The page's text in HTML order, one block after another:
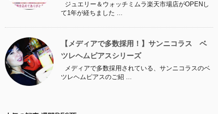
ジュエリー＆ウォッチミムラ楽天市場店がOPENし
て1年が経ちました ...
【メディアで多数採用！】サンニコラス ベ
ツレヘムピアスシリーズ
メディアで多数採用されている、サンニコラスのベ
ツレヘムピアスのご紹 ...